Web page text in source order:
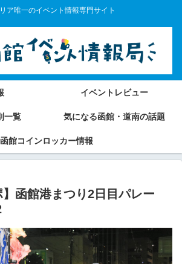
ア唯一のイベント情報専門サイト
イベントレビュー
一覧 気になる函館・道南の話題
函館コインロッカー情報
】函館港まつり2日目パレー